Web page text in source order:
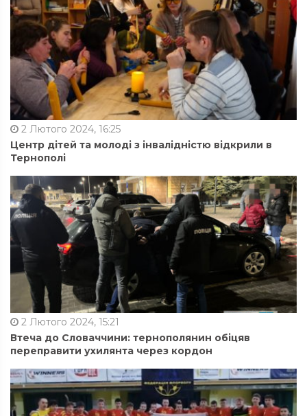
2 Лютого 2024, 16:25
Центр дітей та молоді з інвалідністю відкрили в
Тернополі
2 Лютого 2024, 15:21
Втеча до Словаччини: тернополянин обіцяв
переправити ухилянта через кордон